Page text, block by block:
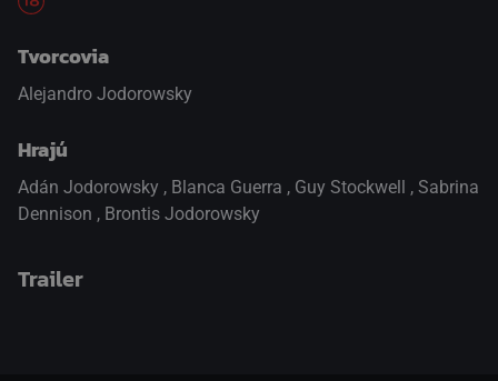
Tvorcovia
Alejandro Jodorowsky
Hrajú
Adán Jodorowsky , Blanca Guerra , Guy Stockwell , Sabrina
Dennison , Brontis Jodorowsky
Trailer